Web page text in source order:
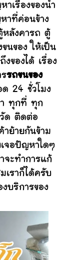
เรื่องของน้ำ
หาที่ค่อนข้าง
หลังคารถ ตู้
นของ ให้เป็น
งของได้ เรื่อง
รถขนของ
ด 24 ชั่วโมง
า ทุกที่ ทุก
วัด ติดต่อ
าย้ายกันข้าม
จอปัญหาใดๆ
จะทำการแก้
เราก็ได้ครับ
งบริการของ